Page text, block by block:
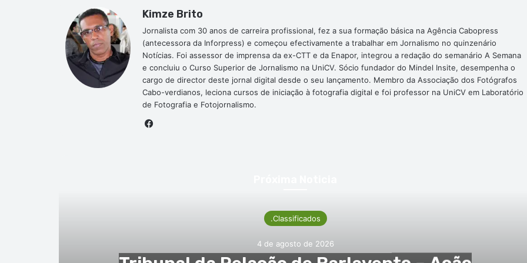
Kimze Brito
Jornalista com 30 anos de carreira profissional, fez a sua formação básica na Agência Cabopress
(antecessora da Inforpress) e começou efectivamente a trabalhar em Jornalismo no quinzenário
Notícias. Foi assessor de imprensa da ex-CTT e da Enapor, integrou a redação do semanário A Semana
e concluiu o Curso Superior de Jornalismo na UniCV. Sócio fundador do Mindel Insite, desempenha o
cargo de director deste jornal digital desde o seu lançamento. Membro da Associação dos Fotógrafos
Cabo-verdianos, leciona cursos de iniciação à fotografia digital e foi professor na UniCV em Laboratório
de Fotografia e Fotojornalismo.
.Classificados
4 de agosto de 2026